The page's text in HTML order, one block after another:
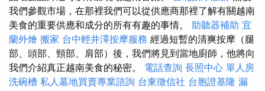
我們參觀市場，在那裡我們可以從供應商那裡了解有關越南
美食的重要供應和成分的所有有趣的事情。 助聽器補助 宜
蘭外燴 搬家 台中輕井澤按摩服務 經過短暫的清爽按摩（腿
部、頭部、頸部、肩部）後，我們將見到當地廚師，他將向
我們介紹真正越南美食的秘密。 電話查詢 長照中心 單人房
洗碗槽 私人墓地買賣專業諮詢 台東徵信社 台胞證基隆 漏